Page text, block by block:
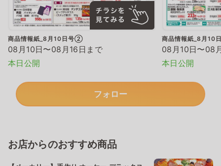
商品情報紙_8月10日号②
08月10日〜08月16日まで
本日公開
商品情報紙_8月10
08月10日〜08
本日公開
フォロー
お店からのおすすめ商品